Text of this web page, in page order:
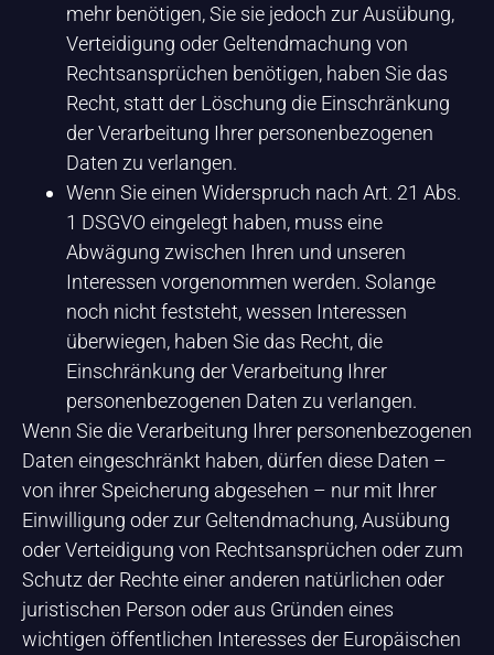
mehr benötigen, Sie sie jedoch zur Ausübung,
Verteidigung oder Geltendmachung von
Rechtsansprüchen benötigen, haben Sie das
Recht, statt der Löschung die Einschränkung
der Verarbeitung Ihrer personenbezogenen
Daten zu verlangen.
Wenn Sie einen Widerspruch nach Art. 21 Abs.
1 DSGVO eingelegt haben, muss eine
Abwägung zwischen Ihren und unseren
Interessen vorgenommen werden. Solange
noch nicht feststeht, wessen Interessen
überwiegen, haben Sie das Recht, die
Einschränkung der Verarbeitung Ihrer
personenbezogenen Daten zu verlangen.
Wenn Sie die Verarbeitung Ihrer personenbezogenen
Daten eingeschränkt haben, dürfen diese Daten –
von ihrer Speicherung abgesehen – nur mit Ihrer
Einwilligung oder zur Geltendmachung, Ausübung
oder Verteidigung von Rechtsansprüchen oder zum
Schutz der Rechte einer anderen natürlichen oder
juristischen Person oder aus Gründen eines
wichtigen öffentlichen Interesses der Europäischen